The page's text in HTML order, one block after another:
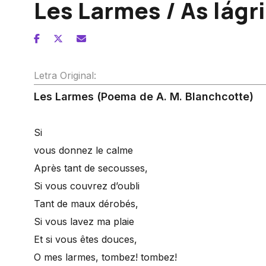
Les Larmes / As
Letra Original:
Les Larmes (Poema de A. M. Blanchcotte)
Si
vous donnez le calme
Après tant de secousses,
Si vous couvrez d’oubli
Tant de maux dérobés,
Si vous lavez ma plaie
Et si vous êtes douces,
O mes larmes, tombez! tombez!